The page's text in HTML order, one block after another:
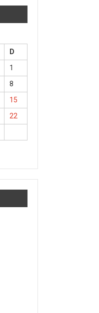
D
1
8
15
22